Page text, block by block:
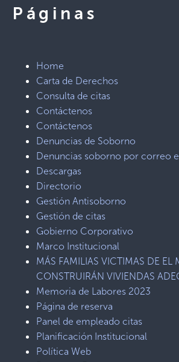
Páginas
Home
Carta de Derechos
Consulta de citas
Contáctenos
Contáctenos
Denuncias de Soborno
Denuncias soborno por correo
Descargas
Directorio
Gestión Antisoborno
Gestión de citas
Gobierno Corporativo
Marco Institucional
MÁS FAMILIAS VICTIMAS DE EL
CONSTRUIRÁN VIVIENDAS
Memoria de Labores 2023
Página de reserva
Panel de empleado citas
Planificación Institucional
Política Web